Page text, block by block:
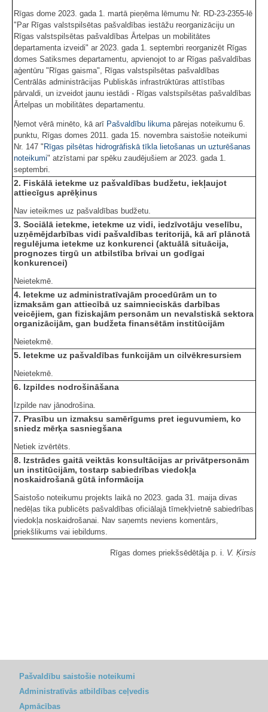
Rīgas dome 2023. gada 1. martā pieņēma lēmumu Nr. RD-23-2355-lē
"Par Rīgas valstspilsētas pašvaldības iestāžu reorganizāciju un
Rīgas valstspilsētas pašvaldības Ārtelpas un mobilitātes
departamenta izveidi" ar 2023. gada 1. septembri reorganizēt Rīgas
domes Satiksmes departamentu, apvienojot to ar Rīgas pašvaldības
aģentūru "Rīgas gaisma", Rīgas valstspilsētas pašvaldības
Centrālās administrācijas Publiskās infrastrūktūras attīstības
pārvaldi, un izveidot jaunu iestādi - Rīgas valstspilsētas pašvaldības
Ārtelpas un mobilitātes departamentu.
Ņemot vērā minēto, kā arī Pašvaldību likuma pārejas noteikumu 6.
punktu, Rīgas domes 2011. gada 15. novembra saistošie noteikumi
Nr. 147 " Rīgas pilsētas hidrogrāfiskā tīkla lietošanas un uzturēšanas
noteikumi" atzīstami par spēku zaudējušiem ar 2023. gada 1.
septembri.
2. Fiskālā ietekme uz pašvaldības budžetu, iekļaujot
attiecīgus aprēķinus
Nav ieteikmes uz pašvaldības budžetu.
3. Sociālā ietekme, ietekme uz vidi, iedzīvotāju veselību,
uzņēmējdarbības vidi pašvaldības teritorijā, kā arī plānotā
regulējuma ietekme uz konkurenci (aktuālā situācija,
prognozes tirgū un atbilstība brīvai un godīgai
konkurencei)
Neietekmē.
4. Ietekme uz administratīvajām procedūrām un to
izmaksām gan attiecībā uz saimnieciskās darbības
veicējiem, gan fiziskajām personām un nevalstiskā sektora
organizācijām, gan budžeta finansētām institūcijām
Neietekmē.
5. Ietekme uz pašvaldības funkcijām un cilvēkresursiem
Neietekmē.
6. Izpildes nodrošināšana
Izpilde nav jānodrošina.
7. Prasību un izmaksu samērīgums pret ieguvumiem, ko
sniedz mērķa sasniegšana
Netiek izvērtēts.
8. Izstrādes gaitā veiktās konsultācijas ar privātpersonām
un institūcijām, tostarp sabiedrības viedokļa
noskaidrošanā gūtā informācija
Saistošo noteikumu projekts laikā no 2023. gada 31. maija divas
nedēļas tika publicēts pašvaldības oficiālajā tīmekļvietnē sabiedrības
viedokļa noskaidrošanai. Nav saņemts neviens komentārs,
priekšlikums vai iebildums.
Rīgas domes priekšsēdētāja p. i. V. Ķirsis
Pašvaldību saistošie noteikumi
Administratīvās atbildības ceļvedis
Apmācības